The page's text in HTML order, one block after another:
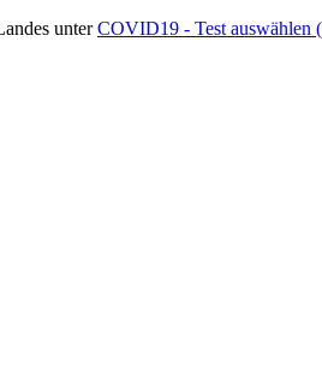
unterCOVID19 - Test auswählen